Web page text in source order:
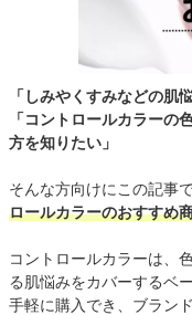
「しみやくすみなどの肌
「コントロールカラーの
方を知りたい」
そんな方向けにこの記事
ロールカラーのおすすめ
コントロールカラーは、
る肌悩みをカバーするベ
手軽に購入でき、ブラン